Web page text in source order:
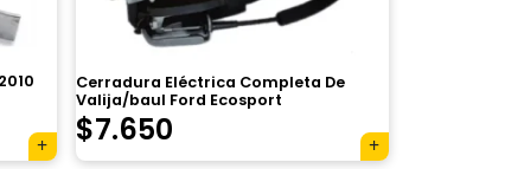
Cerradura Eléctrica Completa De
Valija/baul Ford Ecosport
$7.650